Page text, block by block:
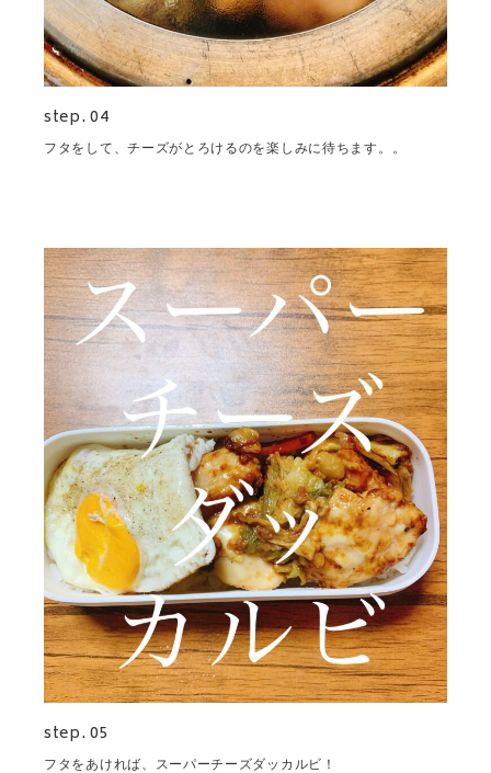
step. 04
フタをして、チーズがとろけるのを楽しみに待ちます。。
step. 05
フタをあければ、スーパーチーズダッカルビ！